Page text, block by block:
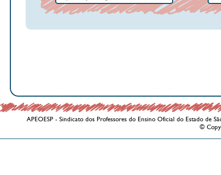
APEOESP - Sindicato dos Professores do Ensino Oficial do Estado de
©